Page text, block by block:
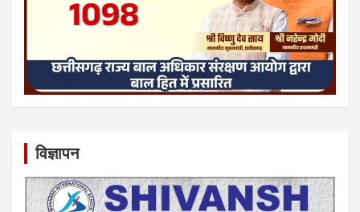
विज्ञापन